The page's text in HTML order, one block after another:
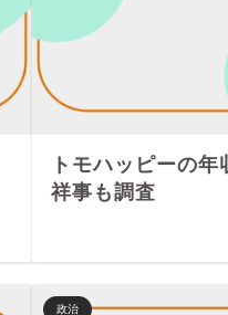
トモハッピーの
祥事も調査
政治